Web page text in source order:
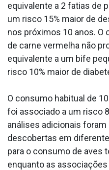
equivalente a 2 fatias de
um risco 15% maior de
nos próximos 10 anos. O
de carne vermelha não
equivalente a um bife
risco 10% maior de
O consumo habitual de
foi associado a um risco
análises adicionais
descobertas em
para o consumo de aves
enquanto as